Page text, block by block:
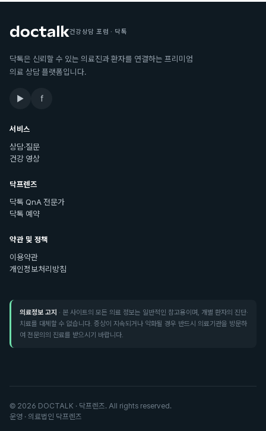
건강상담 포럼 · 닥톡
닥톡은 신뢰할 수 있는 의료진과 환자를 연결하는 프리미엄
의료 상담 플랫폼입니다.
▶ f
서비스
상담·질문
건강 영상
닥프렌즈
닥톡 QnA 전문가
닥톡 예약
약관 및 정책
이용약관
개인정보처리방침
의료정보 고지 · 본 사이트의 모든 의료 정보는 일반적인 참고용이며, 개별 환자의 진단·
치료를 대체할 수 없습니다. 증상이 지속되거나 악화될 경우 반드시 의료기관을 방문하
여 전문의의 진료를 받으시기 바랍니다.
© 2026 DOCTALK · 닥프렌즈. All rights reserved.
운영 · 의료법인 닥프렌즈